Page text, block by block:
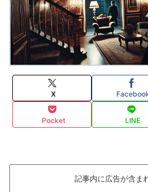
X
Pocket LINE
記事内に広告が含ま